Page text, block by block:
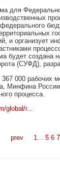
для
и организует
будет
(СУФД),
000 рабочих
Минфина
процесса.
global/r...
prev 1... 5 6 7